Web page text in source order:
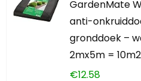
GardenMate
anti-
gronddoek –
2mx5m = 10m2
€12.58